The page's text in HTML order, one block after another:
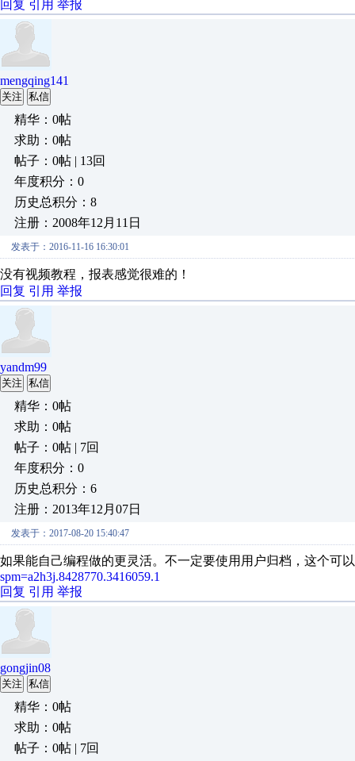
回复 引用 举报
mengqing141
关注 私信
精华：0帖
求助：0帖
帖子：0帖 | 13回
年度积分：0
历史总积分：8
注册：2008年12月11日
发表于：2016-11-16 16:30:01
没有视频教程，报表感觉很难的！
回复 引用 举报
yandm99
关注 私信
精华：0帖
求助：0帖
帖子：0帖 | 7回
年度积分：0
历史总积分：6
注册：2013年12月07日
发表于：2017-08-20 15:40:47
如果能自己编程做的更灵活。不一定要使用用户归档，这个可
spm=a2h3j.8428770.3416059.1
回复 引用 举报
gongjin08
关注 私信
精华：0帖
求助：0帖
帖子：0帖 | 7回